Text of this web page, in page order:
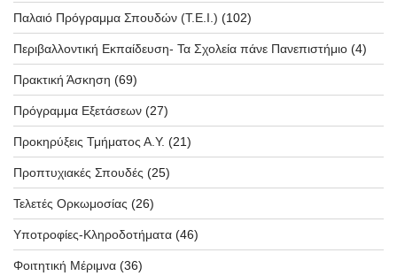
Παλαιό Πρόγραμμα Σπουδών (T.E.I.) (102)
Περιβαλλοντική Εκπαίδευση- Τα Σχολεία πάνε Πανεπιστήμιο (4)
Πρακτική Άσκηση (69)
Πρόγραμμα Εξετάσεων (27)
Προκηρύξεις Τμήματος Α.Υ. (21)
Προπτυχιακές Σπουδές (25)
Τελετές Ορκωμοσίας (26)
Υποτροφίες-Κληροδοτήματα (46)
Φοιτητική Μέριμνα (36)